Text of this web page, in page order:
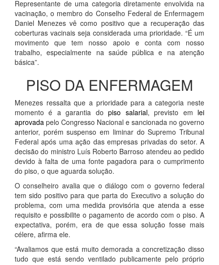
Representante de uma categoria diretamente envolvida na
vacinação, o membro do Conselho Federal de Enfermagem
Daniel Menezes vê como positivo que a recuperação das
coberturas vacinais seja considerada uma prioridade. “É um
movimento que tem nosso apoio e conta com nosso
trabalho, especialmente na saúde pública e na atenção
básica”.
PISO DA ENFERMAGEM
Menezes ressalta que a prioridade para a categoria neste
momento é a garantia dopiso salarial, previsto em lei
aprovada pelo Congresso Nacional e sancionada no governo
anterior, porém suspenso em liminar do Supremo Tribunal
Federal após uma ação das empresas privadas do setor. A
decisão do ministro Luís Roberto Barroso atendeu ao pedido
devido à falta de uma fonte pagadora para o cumprimento
do piso, o que aguarda solução.
O conselheiro avalia que o diálogo com o governo federal
tem sido positivo para que parta do Executivo a solução do
problema, com uma medida provisória que atenda a esse
requisito e possibilite o pagamento de acordo com o piso. A
expectativa, porém, era de que essa solução fosse mais
célere, afirma ele.
“Avaliamos que está muito demorada a concretização disso
tudo que está sendo ventilado publicamente pelo próprio